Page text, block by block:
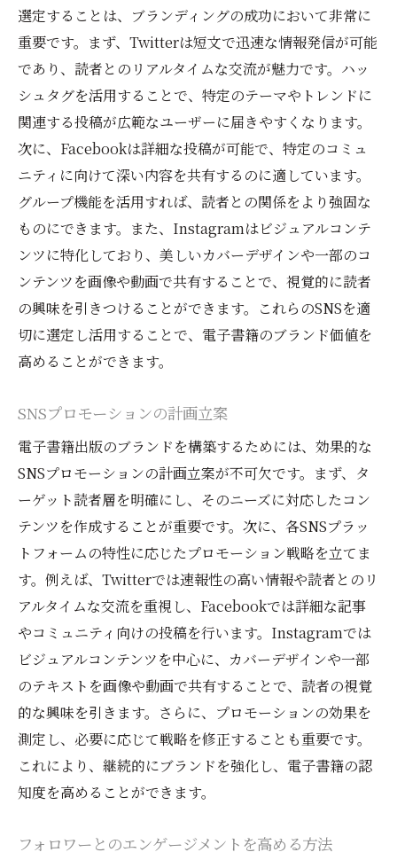
選定することは、ブランディングの成功において非常に
重要です。まず、Twitterは短文で迅速な情報発信が可能
であり、読者とのリアルタイムな交流が魅力です。ハッ
シュタグを活用することで、特定のテーマやトレンドに
関連する投稿が広範なユーザーに届きやすくなります。
次に、Facebookは詳細な投稿が可能で、特定のコミュ
ニティに向けて深い内容を共有するのに適しています。
グループ機能を活用すれば、読者との関係をより強固な
ものにできます。また、Instagramはビジュアルコンテ
ンツに特化しており、美しいカバーデザインや一部のコ
ンテンツを画像や動画で共有することで、視覚的に読者
の興味を引きつけることができます。これらのSNSを適
切に選定し活用することで、電子書籍のブランド価値を
高めることができます。
SNSプロモーションの計画立案
電子書籍出版のブランドを構築するためには、効果的な
SNSプロモーションの計画立案が不可欠です。まず、タ
ーゲット読者層を明確にし、そのニーズに対応したコン
テンツを作成することが重要です。次に、各SNSプラッ
トフォームの特性に応じたプロモーション戦略を立てま
す。例えば、Twitterでは速報性の高い情報や読者とのリ
アルタイムな交流を重視し、Facebookでは詳細な記事
やコミュニティ向けの投稿を行います。Instagramでは
ビジュアルコンテンツを中心に、カバーデザインや一部
のテキストを画像や動画で共有することで、読者の視覚
的な興味を引きます。さらに、プロモーションの効果を
測定し、必要に応じて戦略を修正することも重要です。
これにより、継続的にブランドを強化し、電子書籍の認
知度を高めることができます。
フォロワーとのエンゲージメントを高める方法